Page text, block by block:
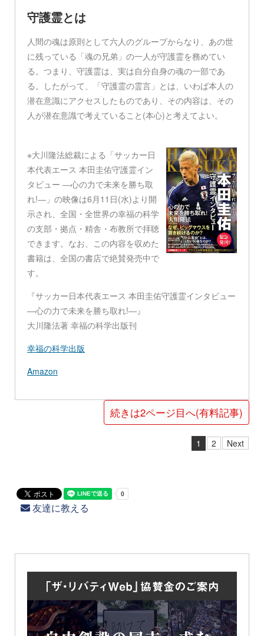
守護霊とは
人間の魂は原則として六人のグループからなり、あの世
に残っている「魂の兄弟」の一人が守護霊を務めてい
る。つまり、守護霊は、実は自分自身の魂の一部であ
る。したがって、「守護霊の霊言」とは、いわば本人の
潜在意識にアクセスしたものであり、その内容は、その
人が潜在意識で考えていること(本心)と考えてよい。
※大川隆法総裁による「サッカー日
本代表エース 本田圭佑守護霊イン
タビュー ―心の力で未来を勝ち取
れ!―」の映像は6月11日(水)より開
示され、全国・全世界の幸福の科学
の支部・拠点・精舎・布教所で拝聴
できます。なお、この内容を収めた
書籍は、全国の書店で絶賛発売中で
す。
『サッカー日本代表エース 本田圭佑守護霊インタビュー
―心の力で未来を勝ち取れ!―』
大川隆法著 幸福の科学出版刊
幸福の科学出版
Amazon
続きは2ページ目へ(有料記事)
1 2 Next
友達に教える